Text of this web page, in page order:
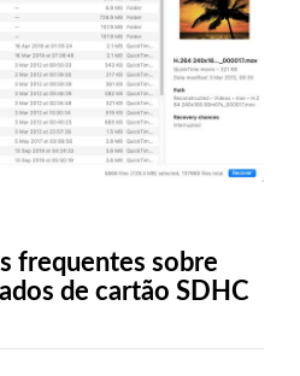
frequentes sobre
de cartão SDHC